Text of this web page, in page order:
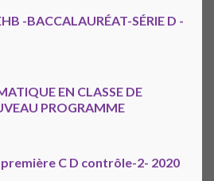
-BACCALAURÉAT-SÉRIE D -
EN CLASSE DE
PROGRAMME
C D contrôle-2- 2020